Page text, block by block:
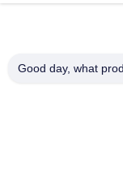
Φορεμένες
4G φορεμένη
Good day, what